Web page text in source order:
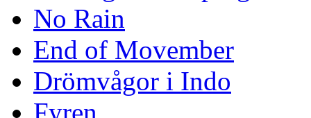
No Rain
End of Movember
Drömvågor i Indo
Fyren